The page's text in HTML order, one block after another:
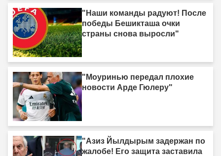
"Наши команды радуют! После
победы Бешикташа очки
страны снова выросли"
"Моуринью передал плохие
новости Арде Гюлеру"
"Азиз Йылдырым задержан по
жалобе! Его защита заставила